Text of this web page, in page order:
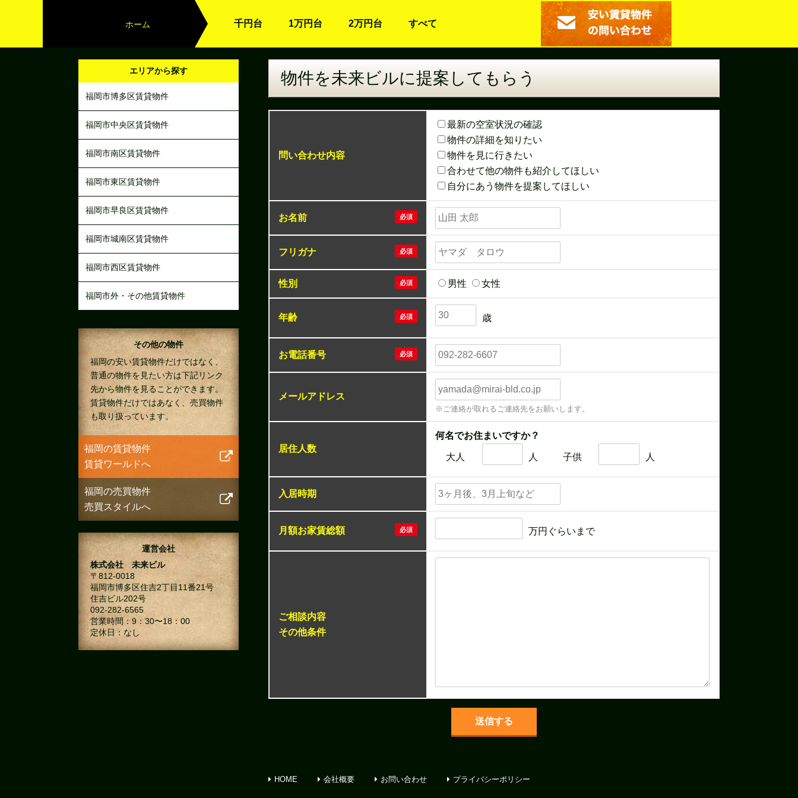
ホーム 千円台 1万円台 2万円台 すべて
エリアから探す
福岡市博多区賃貸物件
福岡市中央区賃貸物件
福岡市南区賃貸物件
福岡市東区賃貸物件
福岡市早良区賃貸物件
福岡市城南区賃貸物件
福岡市西区賃貸物件
福岡市外・その他賃貸物件
その他の物件
福岡の安い賃貸物件だけではなく、
普通の物件を見たい方は下記リンク
先から物件を見ることができます。
賃貸物件だけではあなく、売買物件
も取り扱っています。
福岡の賃貸物件
賃貸ワールドへ
福岡の売買物件
売買スタイルへ
運営会社
株式会社 未来ビル
〒812-0018
福岡市博多区住吉2丁目11番21号
住吉ビル202号
092-282-6565
営業時間：9：30〜18：00
定休日：なし
物件を未来ビルに提案してもらう
問い合わせ内容
最新の空室状況の確認
物件の詳細を知りたい
物件を見に行きたい
合わせて他の物件も紹介してほしい
自分にあう物件を提案してほしい
お名前 必須
フリガナ 必須
性別 必須 男性 女性
年齢 必須 歳
お電話番号 必須
メールアドレス
※ご連絡が取れるご連絡先をお願いします。
居住人数
何名でお住まいですか？
大人 人 子供 人
入居時期
月額お家賃総額 必須 万円ぐらいまで
ご相談内容
その他条件
HOME 会社概要 お問い合わせ プライバシーポリシー